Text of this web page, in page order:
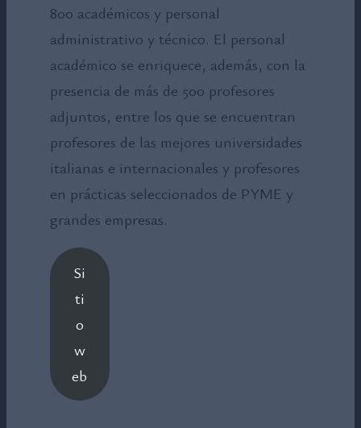
800 académicos y personal
administrativo y técnico. El personal
académico se enriquece, además, con la
presencia de más de 500 profesores
adjuntos, entre los que se encuentran
profesores de las mejores universidades
italianas e internacionales y profesores
en prácticas seleccionados de PYME y
grandes empresas.
Si
ti
o
w
eb